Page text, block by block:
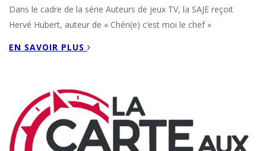
Dans le cadre de la série Auteurs de jeux TV, la SAJE reçoit
Hervé Hubert, auteur de « Chéri(e) c’est moi le chef »
EN SAVOIR PLUS